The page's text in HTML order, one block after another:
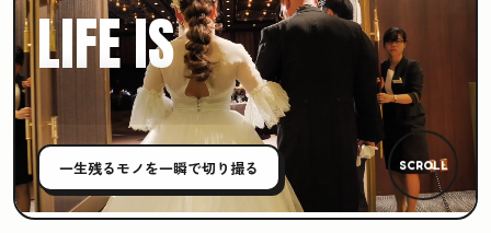
LIFE IS
CREATIVE
一生残るモノを一瞬で切り撮る SCROLL